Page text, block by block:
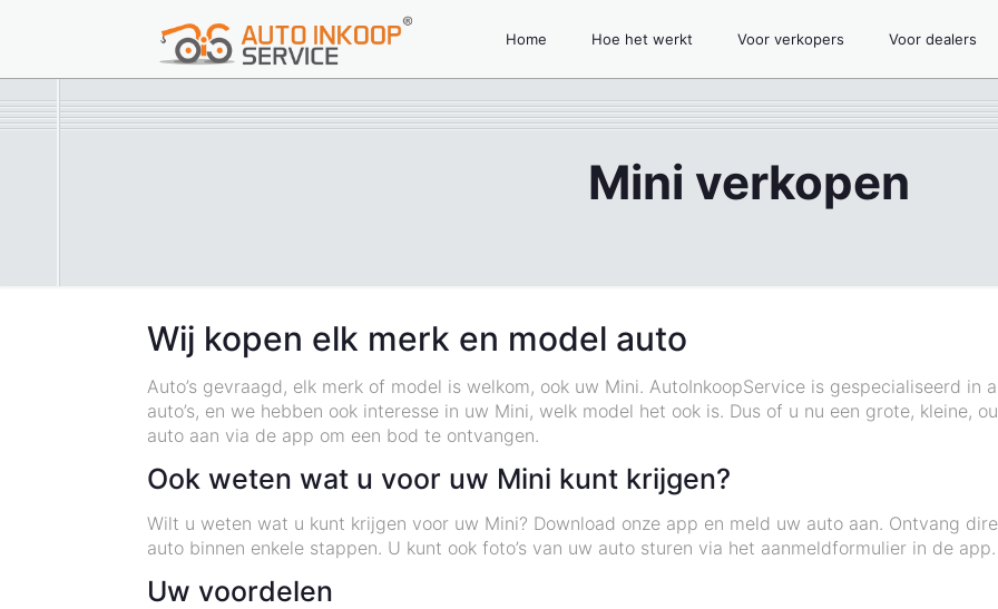
Home Hoe het werkt Voor verkopers Voor dealers
Mini verkopen
Wij kopen elk merk en model auto
Auto’s gevraagd, elk merk of model is welkom, ook uw Mini. AutoInkoopService is gespecialiseerd in
auto’s, en we hebben ook interesse in uw Mini, welk model het ook is. Dus of u nu een grote, kleine,
auto aan via de app om een bod te ontvangen.
Ook weten wat u voor uw Mini kunt krijgen?
Wilt u weten wat u kunt krijgen voor uw Mini? Download onze app en meld uw auto aan. Ontvang
auto binnen enkele stappen. U kunt ook foto’s van uw auto sturen via het aanmeldformulier in de app.
Uw voordelen